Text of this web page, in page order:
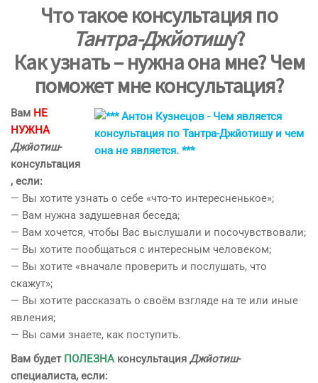
Что такое консультация по
Тантра-Джйотишу?
Как узнать – нужна она мне? Чем
поможет мне консультация?
Вам НЕ
НУЖНА
Джйотиш-
консультация
, если:
— Вы хотите узнать о себе «что-то интересненькое»;
— Вам нужна задушевная беседа;
— Вам хочется, чтобы Вас выслушали и посочувствовали;
— Вы хотите пообщаться с интересным человеком;
— Вы хотите «вначале проверить и послушать, что
скажут»;
— Вы хотите рассказать о своём взгляде на те или иные
явления;
— Вы сами знаете, как поступить.
Вам будет ПОЛЕЗНА консультация Джйотиш-
специалиста, если: